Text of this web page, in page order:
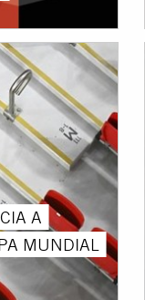
A
MUNDIAL